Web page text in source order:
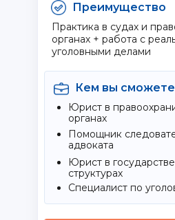
Преимущество
Практика в судах и
органах + работа с
уголовными делами
Кем вы сможете
Юрист в
органах
Помощник
адвоката
Юрист в
структурах
Специалист по